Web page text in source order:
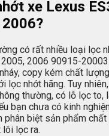
xe Lexus
có rất nhiều loại lọc
2006 90915-
copy kém chất
lọc nhớt hãng. Tuy
thường, có lỗ lọc to,
bạn chưa có kinh
phân biệt sản phẩm
lọc ra.